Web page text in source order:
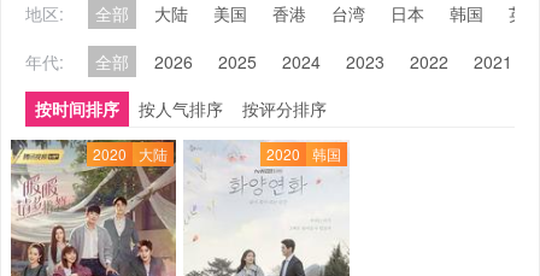
地区:
全部 大陆 美国 香港 台湾 日本 韩国
英
年代:
全部 2026 2025 2024 2023 2022 2021
按时间排序
按人气排序 按评分排序
2020 大陆 2020 韩国